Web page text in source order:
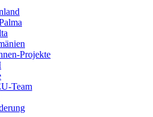
Projekte
Team